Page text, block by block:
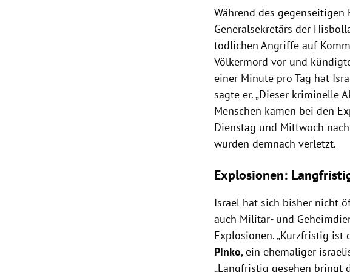
Während des gegenseitigen
Generalsekretärs der
tödlichen Angriffe auf
Völkermord vor und
einer Minute pro Tag hat
sagte er. „Dieser kriminelle
Menschen kamen bei den
Dienstag und Mittwoch
wurden demnach verletzt.
Explosionen:
Israel hat sich bisher nicht
auch Militär- und
Explosionen. „Kurzfristig ist
Pinko, ein ehemaliger
„Langfristig gesehen bringt